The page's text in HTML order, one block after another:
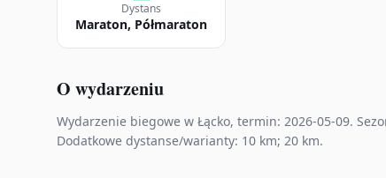
Dystans
Maraton, Półmaraton
O wydarzeniu
Wydarzenie biegowe w Łącko, termin: 2026-05-09.
Dodatkowe dystanse/warianty: 10 km; 20 km.